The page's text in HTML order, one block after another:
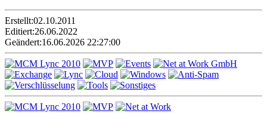
Erstellt:02.10.2011
Editiert:26.06.2022
Geändert:16.06.2026 22:27:00